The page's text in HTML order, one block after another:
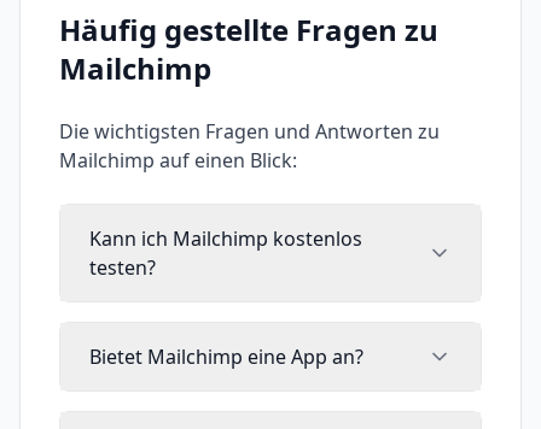
Häufig gestellte Fragen zu
Mailchimp
Die wichtigsten Fragen und Antworten zu
Mailchimp auf einen Blick:
Kann ich Mailchimp kostenlos
testen?
Bietet Mailchimp eine App an?